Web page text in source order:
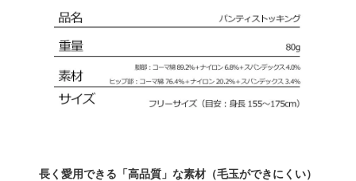
長く愛用できる「高品質」な素材（毛玉ができにくい）